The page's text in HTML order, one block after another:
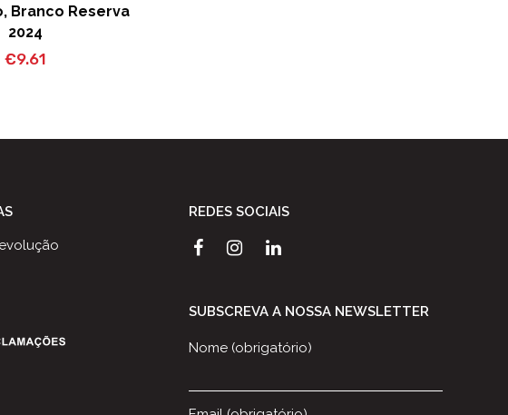
Branco Reserva
2024
€9.61
REDES SOCIAIS
SUBSCREVA A NOSSA NEWSLETTER
Nome (obrigatório)